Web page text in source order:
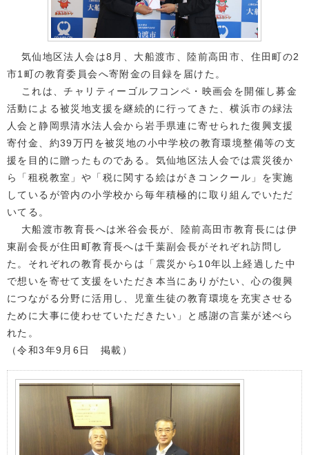
気仙地区法人会は8月、大船渡市、陸前高田市、住田町の2
市1町の教育委員会へ寄附金の目録を届けた。
これは、チャリティーゴルフコンペ・映画会を開催し募金
活動による被災地支援を継続的に行ってきた、横浜市の緑法
人会と静岡県清水法人会から岩手県連に寄せられた復興支援
寄付金、約39万円を被災地の小中学校の教育環境整備等の支
援を目的に贈ったものである。気仙地区法人会では震災後か
ら「租税教室」や「税に関する絵はがきコンクール」を実施
しているが管内の小学校から毎年積極的に取り組んでいただ
いてる。
大船渡市教育長へは米谷会長が、陸前高田市教育長には伊
東副会長が住田町教育長へは千葉副会長がそれぞれ訪問し
た。それぞれの教育長からは「震災から10年以上経過した中
で想いを寄せて支援をいただき本当にありがたい、心の復興
につながる分野に活用し、児童生徒の教育環境を充実させる
ために大事に使わせていただきたい」と感謝の言葉が述べら
れた。
（令和3年9月6日 掲載）